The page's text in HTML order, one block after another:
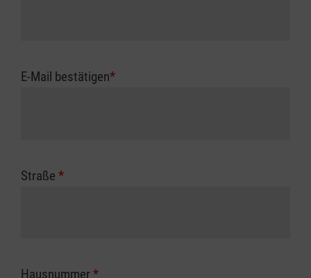
E-Mail bestätigen*
Straße *
Hausnummer *